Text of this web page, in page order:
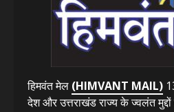
हिमवंत मेल (HIMVANT MAIL)
देश और उत्तराखंड राज्य के ज्वलंत